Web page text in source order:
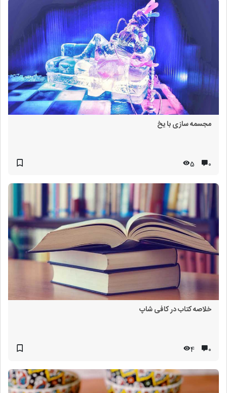
مجسمه سازی با یخ
۰ 5
خلاصه کتاب در کافی شاپ
۰ 4